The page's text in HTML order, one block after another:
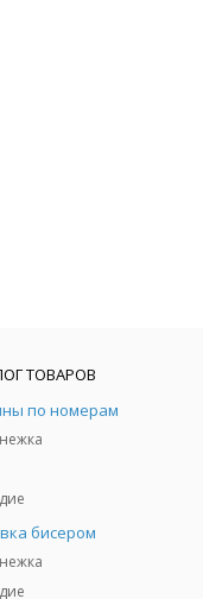
ТОВАРОВ
по номерам
бисером